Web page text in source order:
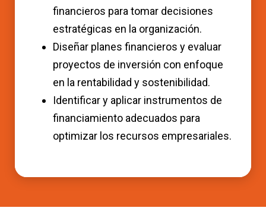
financieros para tomar decisiones
estratégicas en la organización.
Diseñar planes financieros y evaluar
proyectos de inversión con enfoque
en la rentabilidad y sostenibilidad.
Identificar y aplicar instrumentos de
financiamiento adecuados para
optimizar los recursos empresariales.